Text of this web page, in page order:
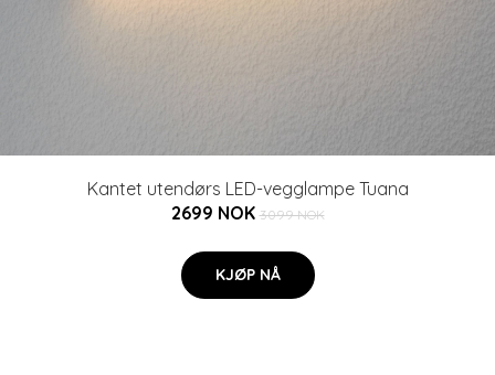
Kantet utendørs LED-vegglampe Tuana
2699 NOK 3099 NOK
KJØP NÅ